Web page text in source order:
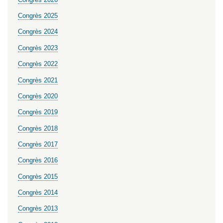
Congrès 2025
Congrès 2024
Congrès 2023
Congrès 2022
Congrès 2021
Congrès 2020
Congrès 2019
Congrès 2018
Congrès 2017
Congrès 2016
Congrès 2015
Congrès 2014
Congrès 2013